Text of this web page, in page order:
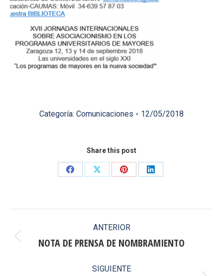
Categoría: Comunicaciones 12/05/2018
Share this post
Share
Share
Share
Share
entre
publicaciones
ANTERIOR
Publicación
NOTA DE PRENSA DE NOMBRAMIENTO
SIGUIENTE